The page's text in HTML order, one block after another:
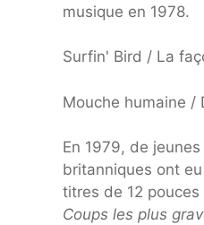
musique en 1978.
Surfin' Bird / La
Mouche humaine /
En 1979, de
britanniques ont
titres de 12
Coups les plus